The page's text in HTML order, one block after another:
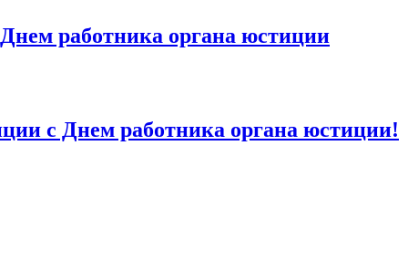
работника органа юстиции
с Днем работника органа юстиции!